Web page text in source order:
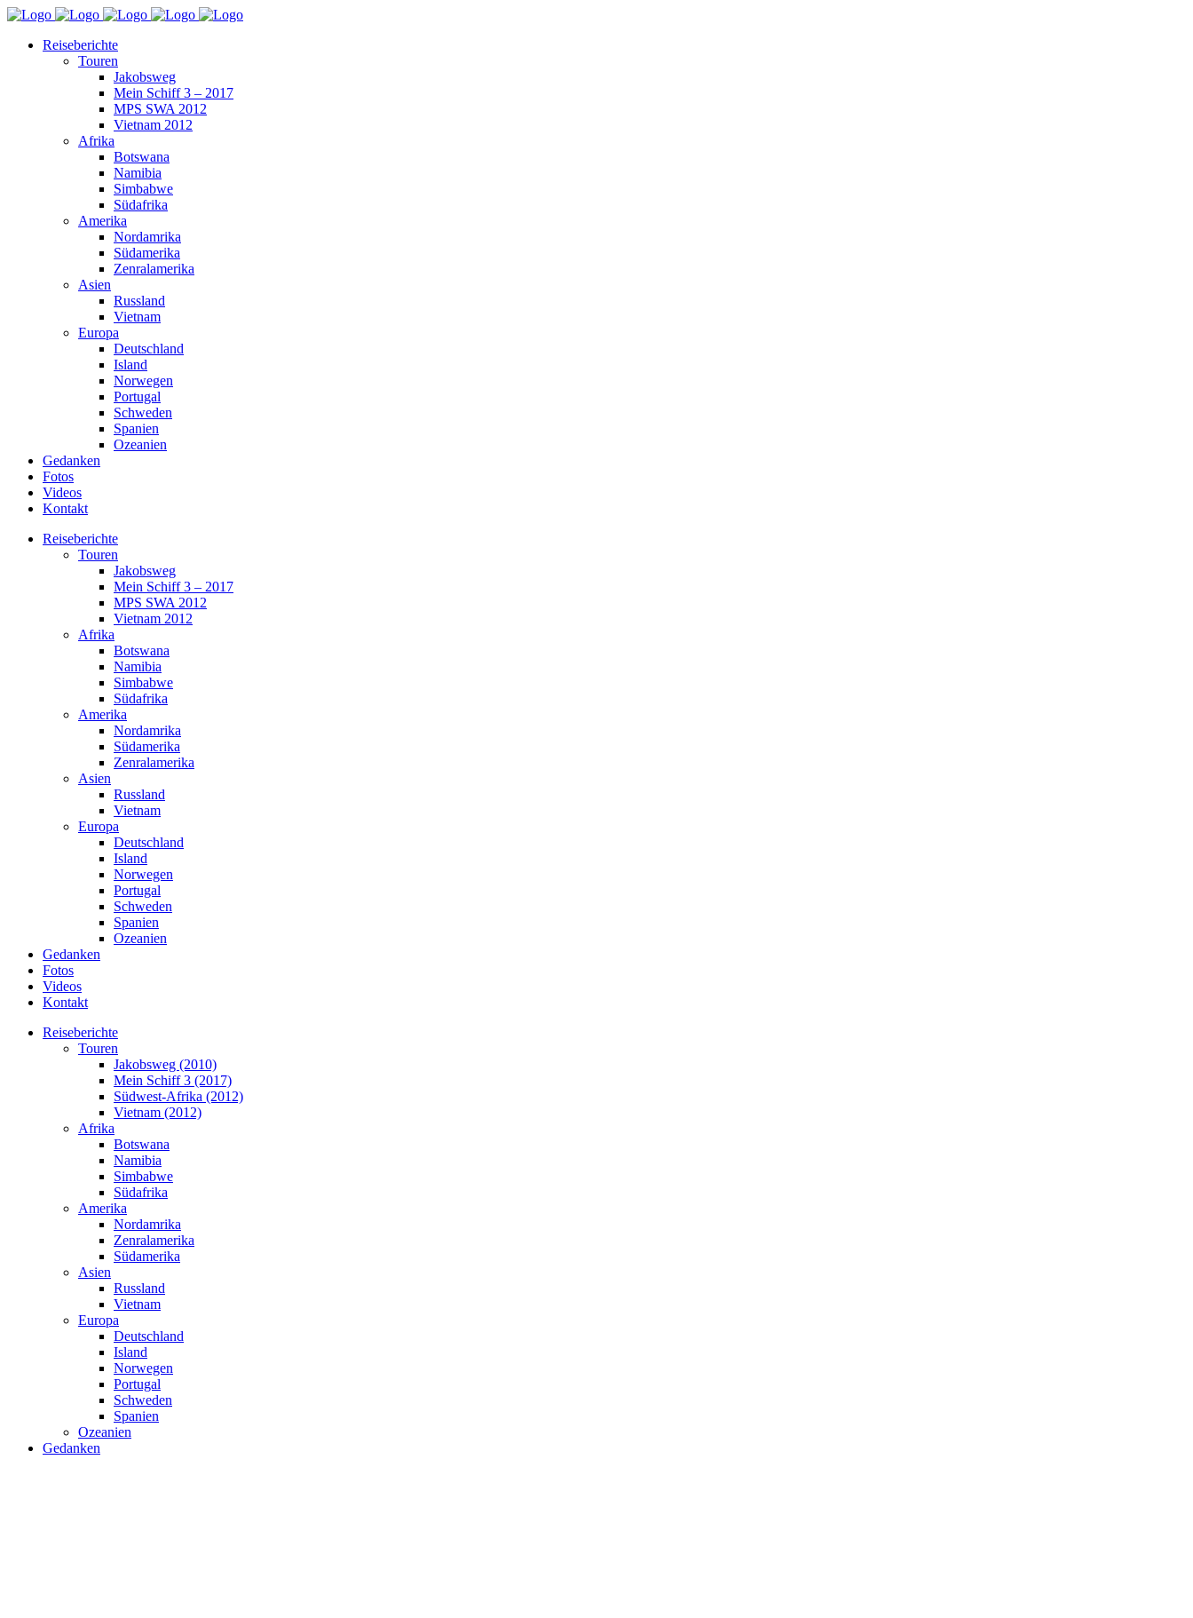
Reiseberichte
Touren
Jakobsweg
Mein Schiff 3 – 2017
MPS SWA 2012
Vietnam 2012
Afrika
Botswana
Namibia
Simbabwe
Südafrika
Amerika
Nordamrika
Südamerika
Zenralamerika
Asien
Russland
Vietnam
Europa
Deutschland
Island
Norwegen
Portugal
Schweden
Spanien
Ozeanien
Gedanken
Fotos
Videos
Kontakt
Reiseberichte
Touren
Jakobsweg
Mein Schiff 3 – 2017
MPS SWA 2012
Vietnam 2012
Afrika
Botswana
Namibia
Simbabwe
Südafrika
Amerika
Nordamrika
Südamerika
Zenralamerika
Asien
Russland
Vietnam
Europa
Deutschland
Island
Norwegen
Portugal
Schweden
Spanien
Ozeanien
Gedanken
Fotos
Videos
Kontakt
Reiseberichte
Touren
Jakobsweg (2010)
Mein Schiff 3 (2017)
Südwest-Afrika (2012)
Vietnam (2012)
Afrika
Botswana
Namibia
Simbabwe
Südafrika
Amerika
Nordamrika
Zenralamerika
Südamerika
Asien
Russland
Vietnam
Europa
Deutschland
Island
Norwegen
Portugal
Schweden
Spanien
Ozeanien
Gedanken